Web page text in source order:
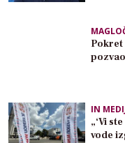
Pokret
IN
„‘Vi
vode